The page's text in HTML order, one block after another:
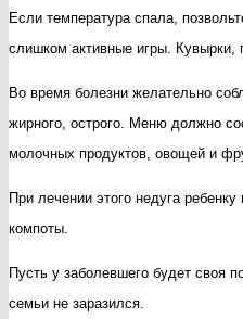
Если температура спала,
слишком активные игры. Кувырки,
Во время болезни желательно
жирного, острого. Меню должно
молочных продуктов, овощей и
При лечении этого недуга
компоты.
Пусть у заболевшего будет своя
семьи не заразился.